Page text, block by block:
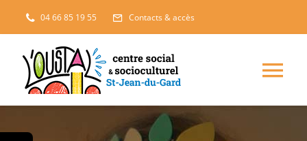
Passer
au
contenu
04 66 85 19 55 Contacts & accès